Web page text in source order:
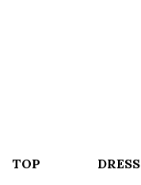
TOP DRESS